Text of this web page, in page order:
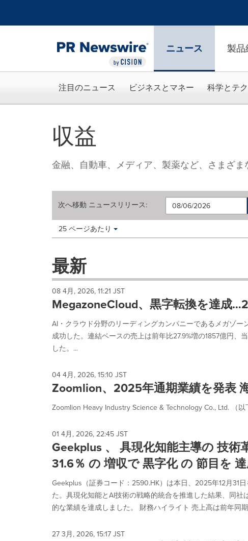
ニュース 製品
注目のニュース ビジネスとマネー 科学とテ
収益
金融、自動車、メディア、製薬など、さまざ
次へ移動 ニュースリリース:
Making
with
these
dropdown
cause
content
this
page
to
listings
will
as
option
is
selected.
Items per page:
25 ページあたり
最新
08 4月, 2026, 11:21 JST
MegazoneCloud、黒字転換を達成
AI・クラウド分野のリーディングカンパニーであるメガゾ
成功した。連結ベースの売上は前年比27.9%増の1857億円
した。...
04 4月, 2026, 15:10 JST
Zoomlion、2025年通期業績を発表
Zoomlion Heavy Industry Science & Technology Co., Ltd. （
01 4月, 2026, 22:45 JST
Geekplus 、 具現化知能主導の 技術
31.6％ の 増収で 黒字化 の 節目を
Geekplus（証券コード：2590.HK）は本日、2025年12月31
た。具現化知能とAI技術の戦略的統合を推進した結果、同
的な業績を達成しました。 財務ハイライト 売上高は前年同期
27 3月, 2026, 15:17 JST